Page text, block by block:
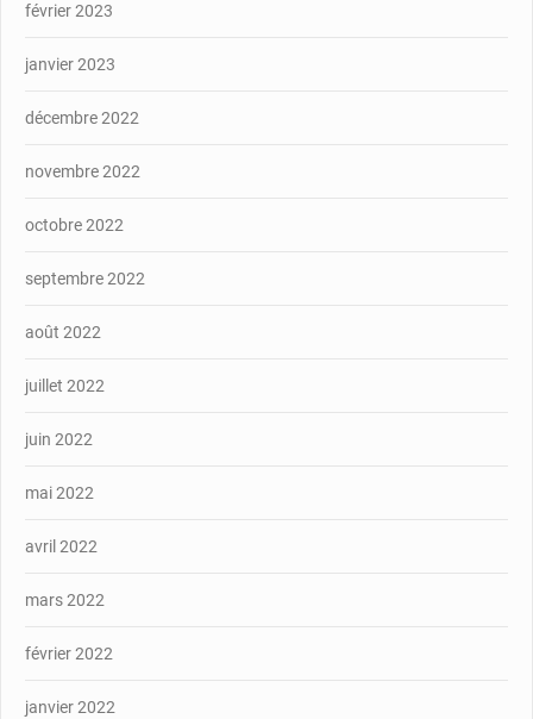
février 2023
janvier 2023
décembre 2022
novembre 2022
octobre 2022
septembre 2022
août 2022
juillet 2022
juin 2022
mai 2022
avril 2022
mars 2022
février 2022
janvier 2022